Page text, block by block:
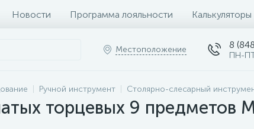
Новости Программа лояльности Калькуляторы
Местоположение 8
ПН-
Ручной инструмент Столярно-слесарный
торцевых 9 предметов